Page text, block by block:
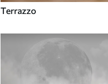
Terrazzo